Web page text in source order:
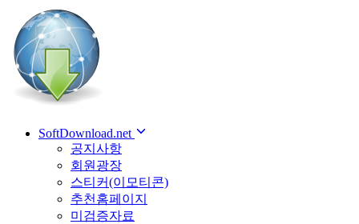
SoftDownload.net
공지사항
회원광장
스티커(이모티콘)
추천홈페이지
미검증자료